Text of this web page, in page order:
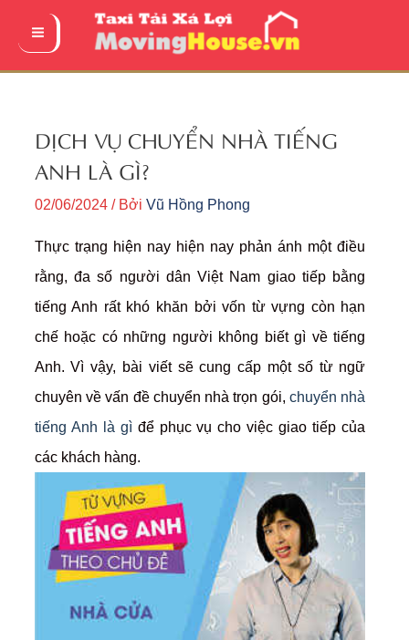
nội
Main
DỊCH VỤ CHUYỂN NHÀ TIẾNG
ANH LÀ GÌ?
02/06/2024 / Bởi Vũ Hồng Phong
Thực trạng hiện nay hiện nay phản ánh một điều
rằng, đa số người dân Việt Nam giao tiếp bằng
tiếng Anh rất khó khăn bởi vốn từ vựng còn hạn
chế hoặc có những người không biết gì về tiếng
Anh. Vì vậy, bài viết sẽ cung cấp một số từ ngữ
chuyên về vấn đề chuyển nhà trọn gói, chuyển nhà
tiếng Anh là gìđể phục vụ cho việc giao tiếp của
các khách hàng.